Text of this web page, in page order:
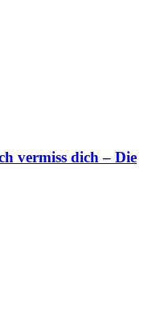
vermiss dich – Die